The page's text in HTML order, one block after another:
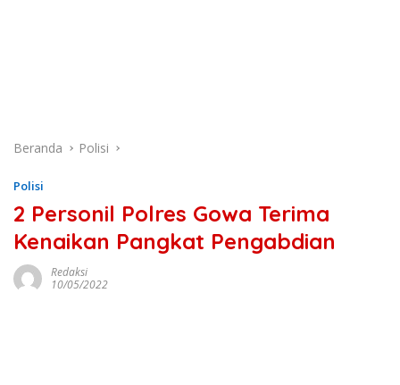
Beranda Polisi
Polisi
2 Personil Polres Gowa Terima
Kenaikan Pangkat Pengabdian
Redaksi
10/05/2022